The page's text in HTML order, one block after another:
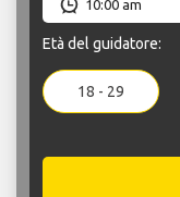
Età del guidatore:
18 - 29